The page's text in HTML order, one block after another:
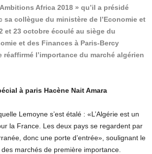
Africa 2018 » qu’il a présidé
sa collègue du ministère de l’Economie et
et 23 octobre écoulé au siège du
et des Finances à Paris-Bercy
réaffirmé l’importance du marché algérien
à paris Hacène Nait Amara
Lemoyne s’est étalé : «L’Algérie est un
la France. Les deux pays se regardent par
donc une porte d’entrée», soulignant le
marchés de première importance.